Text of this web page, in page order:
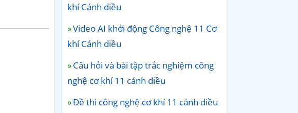
khí Cánh diều
Video AI khởi động Công nghệ 11 Cơ
khí Cánh diều
Câu hỏi và bài tập trắc nghiệm công
nghệ cơ khí 11 cánh diều
Đề thi công nghệ cơ khí 11 cánh diều